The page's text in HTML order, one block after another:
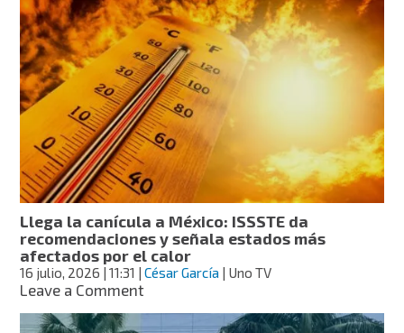
el
país
tendrá
lluvias
este
viernes
por
onda
tropical
19
y
monzón
mexicano;
estados
más
afectados
Llega la canícula a México: ISSSTE da
recomendaciones y señala estados más
afectados por el calor
16 julio, 2026 | 11:31 |César García | Uno TV
Leave a Commenton